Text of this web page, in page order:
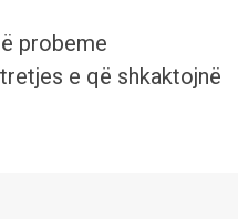
probeme
e që shkaktojnë